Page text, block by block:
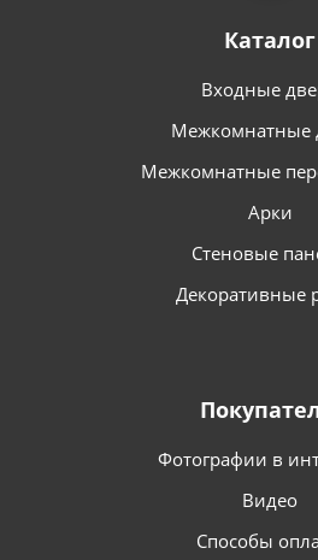
Каталог
Входные
Межкомнатные
Межкомнатные
Арки
Стеновые
Декоративные
Фотографии в
Видео
Способы